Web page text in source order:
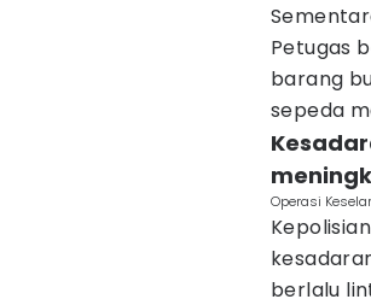
Petugas
barang
sepeda
Operasi
berlalu